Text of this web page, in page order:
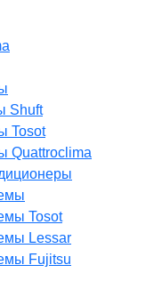
Shuft
Tosot
Quattroclima
Tosot
Lessar
Fujitsu